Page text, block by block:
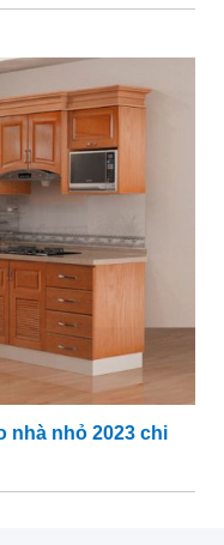
nhà nhỏ 2023 chi